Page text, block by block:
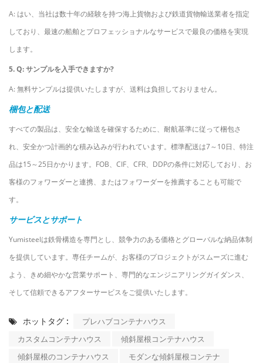
A: はい、当社は数十年の経験を持つ海上貨物および鉄道貨物輸送業者を指定
しており、最速の船舶とプロフェッショナルなサービスで最良の価格を実現
します。
5. Q: サンプルを入手できますか?
A: 無料サンプルは提供いたしますが、送料は負担しておりません。
梱包と配送
すべての製品は、安全な輸送を確保するために、耐航基準に従って梱包さ
れ、安全かつ計画的な積み込みが行われています。標準配送は7～10日、特注
品は15～25日かかります。FOB、CIF、CFR、DDPの条件に対応しており、お
客様のフォワーダーと連携、またはフォワーダーを推薦することも可能で
す。
サービスとサポート
Yumisteelは鉄骨構造を専門とし、競争力のある価格とグローバルな納品体制
を提供しています。専任チームが、お客様のプロジェクトがスムーズに進む
よう、きめ細やかな営業サポート、専門的なエンジニアリングガイダンス、
そして信頼できるアフターサービスをご提供いたします。
ホットタグ :
プレハブコンテナハウス
カスタムコンテナハウス
傾斜屋根コンテナハウス
傾斜屋根のコンテナハウス
モダンな傾斜屋根コンテナ